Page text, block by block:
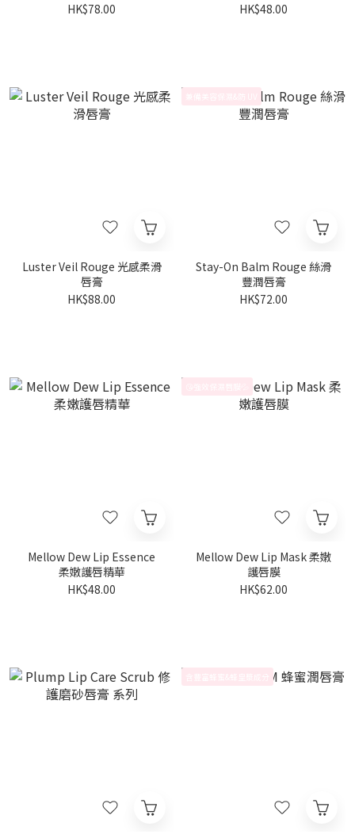
HK$78.00
HK$48.00
Luster Veil Rouge 光感柔滑
唇膏
HK$88.00
Stay-On Balm Rouge 絲滑
豐潤唇膏
HK$72.00
Mellow Dew Lip Essence
柔嫩護唇精華
HK$48.00
Mellow Dew Lip Mask 柔嫩
護唇膜
HK$62.00